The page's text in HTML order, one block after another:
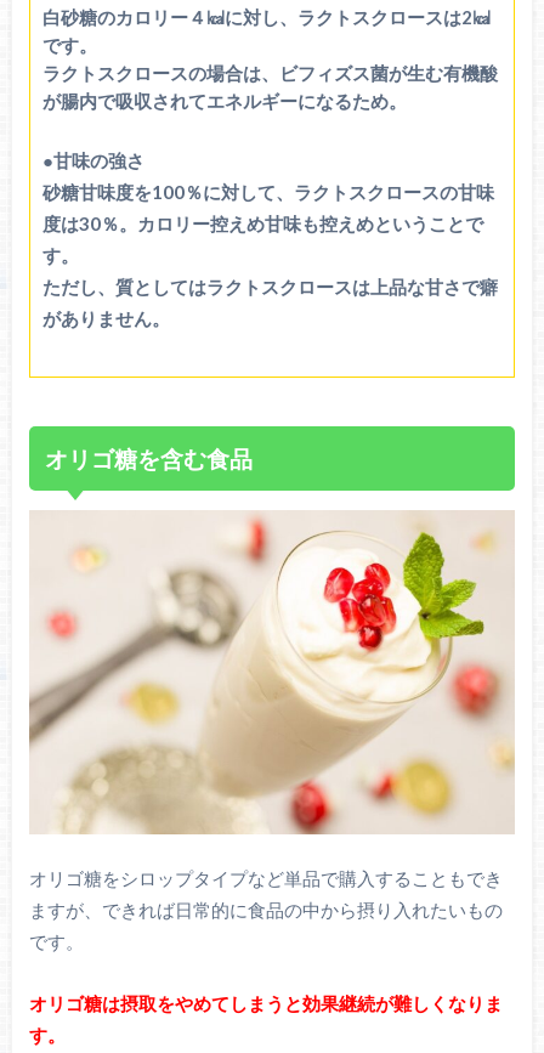
白砂糖のカロリー４㎉に対し、ラクトスクロースは2㎉
です。
ラクトスクロースの場合は、ビフィズス菌が生む有機酸
が腸内で吸収されてエネルギーになるため。
●甘味の強さ
砂糖甘味度を100％に対して、ラクトスクロースの甘味
度は30％。カロリー控えめ甘味も控えめということで
す。
ただし、質としてはラクトスクロースは上品な甘さで癖
がありません。
オリゴ糖を含む食品
オリゴ糖をシロップタイプなど単品で購入することもでき
ますが、できれば日常的に食品の中から摂り入れたいもの
です。
オリゴ糖は摂取をやめてしまうと効果継続が難しくなりま
す。